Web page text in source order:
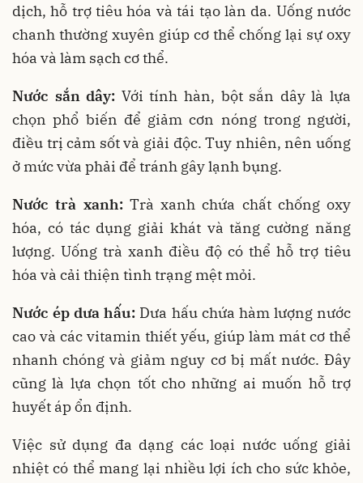
dịch, hỗ trợ tiêu hóa và tái tạo làn da. Uống nước
chanh thường xuyên giúp cơ thể chống lại sự oxy
hóa và làm sạch cơ thể.
Nước sắn dây: Với tính hàn, bột sắn dây là lựa
chọn phổ biến để giảm cơn nóng trong người,
điều trị cảm sốt và giải độc. Tuy nhiên, nên uống
ở mức vừa phải để tránh gây lạnh bụng.
Nước trà xanh:Trà xanh chứa chất chống oxy
hóa, có tác dụng giải khát và tăng cường năng
lượng. Uống trà xanh điều độ có thể hỗ trợ tiêu
hóa và cải thiện tình trạng mệt mỏi.
Nước ép dưa hấu: Dưa hấu chứa hàm lượng nước
cao và các vitamin thiết yếu, giúp làm mát cơ thể
nhanh chóng và giảm nguy cơ bị mất nước. Đây
cũng là lựa chọn tốt cho những ai muốn hỗ trợ
huyết áp ổn định.
Việc sử dụng đa dạng các loại nước uống giải
nhiệt có thể mang lại nhiều lợi ích cho sức khỏe,